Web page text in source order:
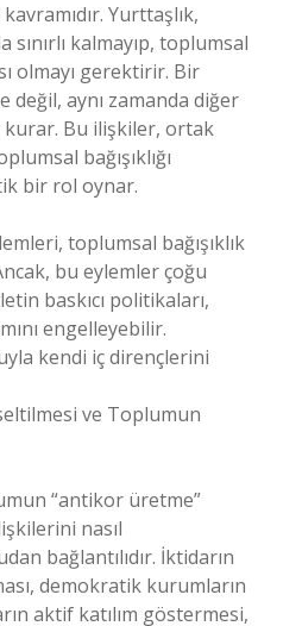
Yurttaşlık,
sınırlı kalmayıp, toplumsal
olmayı gerektirir. Bir
değil, aynı zamanda diğer
Bu ilişkiler, ortak
bağışıklığı
bir rol oynar.
toplumsal bağışıklık
bu eylemler çoğu
baskıcı politikaları,
engelleyebilir.
kendi iç dirençlerini
ve Toplumun
“antikor üretme”
nasıl
bağlantılıdır. İktidarın
demokratik kurumların
aktif katılım göstermesi,